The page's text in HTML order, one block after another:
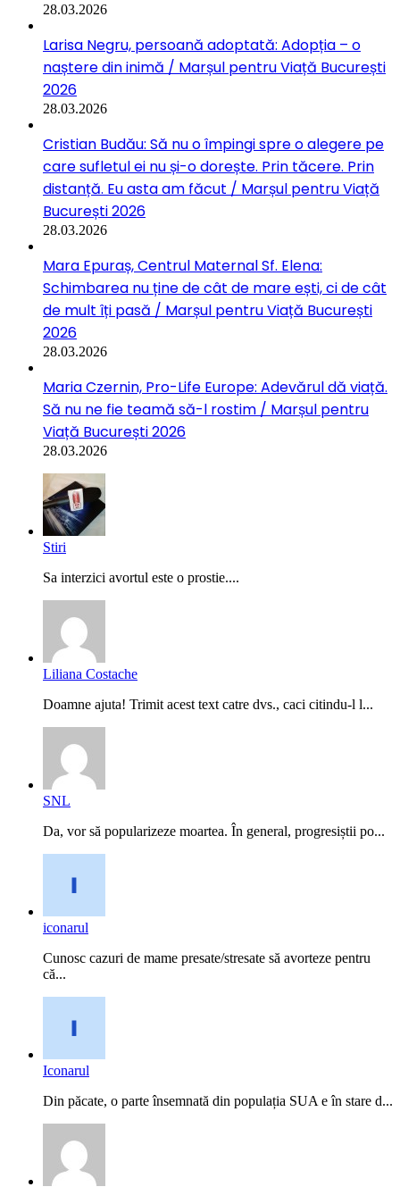
28.03.2026
Larisa Negru, persoană adoptată: Adopția – o
naștere din inimă / Marșul pentru Viață București
2026
28.03.2026
Cristian Budău: Să nu o împingi spre o alegere pe
care sufletul ei nu și-o dorește. Prin tăcere. Prin
distanță. Eu asta am făcut / Marșul pentru Viață
București 2026
28.03.2026
Mara Epuraș, Centrul Maternal Sf. Elena:
Schimbarea nu ține de cât de mare ești, ci de cât
de mult îți pasă / Marșul pentru Viață București
2026
28.03.2026
Maria Czernin, Pro-Life Europe: Adevărul dă viață.
Să nu ne fie teamă să-l rostim / Marșul pentru
Viață București 2026
28.03.2026
Stiri
Sa interzici avortul este o prostie....
Liliana Costache
Doamne ajuta! Trimit acest text catre dvs., caci citindu-l l...
SNL
Da, vor să popularizeze moartea. În general, progresiștii po...
iconarul
Cunosc cazuri de mame presate/stresate să avorteze pentru
că...
Iconarul
Din păcate, o parte însemnată din populația SUA e în stare d...